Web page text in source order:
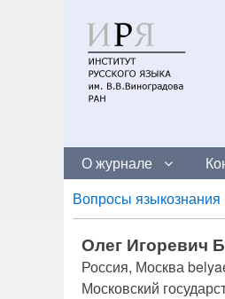
О журнале
Breadcrumbs
You
are
here:
Вопросы языкознания
Олег Игоревич
Россия, Москва
Московский